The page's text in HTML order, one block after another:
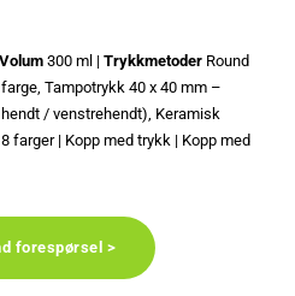
Volum 300 ml | Trykkmetoder Round
Tampotrykk 40 x 40 mm –
/ venstrehendt), Keramisk
farger | Kopp med trykk | Kopp med
forespørsel >